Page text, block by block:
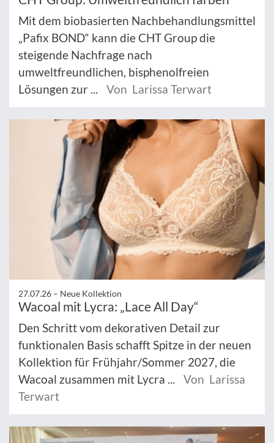
Mit dem biobasierten Nachbehandlungsmittel
„Pafix BOND“ kann die CHT Group die
steigende Nachfrage nach
umweltfreundlichen, bisphenolfreien
Lösungen zur ...
Von Larissa Terwart
27.07.26 – Neue Kollektion
Wacoal mit Lycra: „Lace All Day“
Den Schritt vom dekorativen Detail zur
funktionalen Basis schafft Spitze in der neuen
Kollektion für Frühjahr/Sommer 2027, die
Wacoal zusammen mit Lycra ...
Von Larissa
Terwart